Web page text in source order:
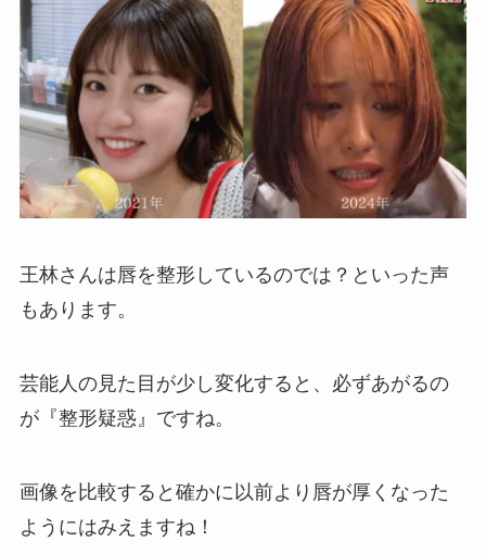
王林さんは唇を整形しているのでは？といった声
もあります。
芸能人の見た目が少し変化すると、必ずあがるの
が『整形疑惑』ですね。
画像を比較すると確かに以前より唇が厚くなった
ようにはみえますね！